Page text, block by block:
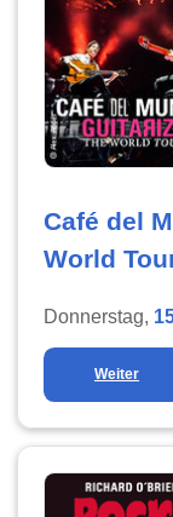
Café del
World
Donnerstag,
Weiter